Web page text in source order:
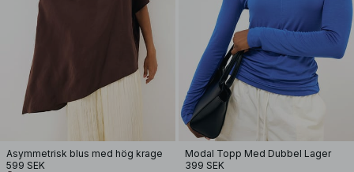
Asymmetrisk blus med hög krage
599 SEK
Modal Topp Med Dubbel Lager
399 SEK